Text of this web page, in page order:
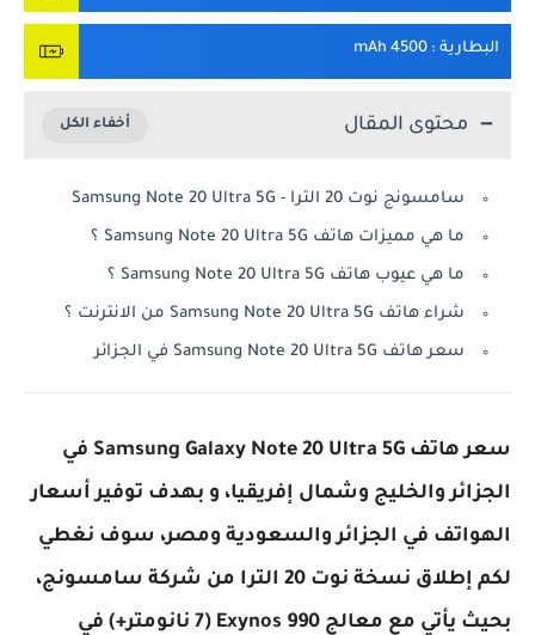
البطارية : 4500 mAh
محتوى المقال
سامسونج نوت 20 الترا - Samsung Note 20 Ultra 5G
ما هي مميزات هاتف Samsung Note 20 Ultra 5G ؟
ما هي عيوب هاتف Samsung Note 20 Ultra 5G ؟
شراء هاتف Samsung Note 20 Ultra 5G من الانترنت ؟
سعر هاتف Samsung Note 20 Ultra 5G في الجزائر
سعر هاتف Samsung Galaxy Note 20 Ultra 5G في
الجزائر والخليج وشمال إفريقيا، و بهدف توفير أسعار
الهواتف في الجزائر والسعودية ومصر، سوف نغطي
لكم إطلاق نسخة نوت 20 الترا من شركة سامسونج،
بحيث يأتي مع معالج Exynos 990 (7 نانومتر+) في